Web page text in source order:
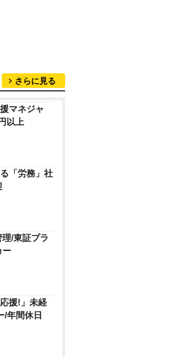
さらに見る
マネジャ
以上
「労務」社
/東証プラ
ー
援!」未経
/年間休日